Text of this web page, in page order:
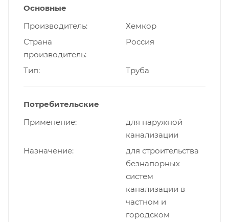
Основные
Производитель
Хемкор
Страна
производитель
Россия
Тип Труба
Потребительские
Применение
для наружной
канализации
Назначение
для строительства
безнапорных
систем
канализации в
частном и
городском